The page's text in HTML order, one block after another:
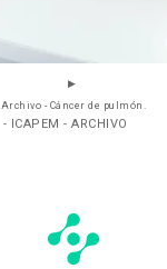
Archivo - Cáncer de pulmón.
- ICAPEM - ARCHIVO